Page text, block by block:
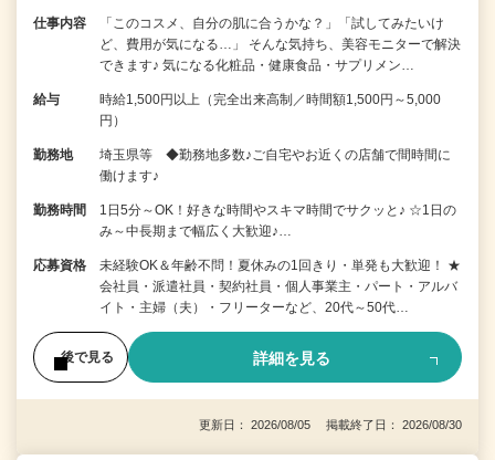
仕事内容
「このコスメ、自分の肌に合うかな？」「試してみたいけ
ど、費用が気になる…」 そんな気持ち、美容モニターで解決
できます♪ 気になる化粧品・健康食品・サプリメン…
給与
時給1,500円以上（完全出来高制／時間額1,500円～5,000
円）
勤務地
埼玉県等 ◆勤務地多数♪ご自宅やお近くの店舗で間時間に
働けます♪
勤務時間
1日5分～OK！好きな時間やスキマ時間でサクッと♪ ☆1日の
み～中長期まで幅広く大歓迎♪…
応募資格
未経験OK＆年齢不問！夏休みの1回きり・単発も大歓迎！ ★
会社員・派遣社員・契約社員・個人事業主・パート・アルバ
イト・主婦（夫）・フリーターなど、20代～50代…
後で見る 詳細を見る
更新日： 2026/08/05 掲載終了日： 2026/08/30